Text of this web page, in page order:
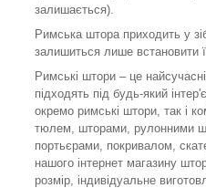
залишається).
Римська штора приходить у
залишиться лише встановити
Римські штори – це
підходять під будь-який
окремо римські штори, так і
тюлем, шторами, рулонними
портьєрами, покривалом,
нашого інтернет магазину
розмір, індивідуальне